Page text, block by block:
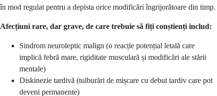
în mod regulat pentru a depista orice modificări îngrijorătoare din timp.
Afecțiuni rare, dar grave, de care trebuie să fiți conștienți includ:
Sindrom neuroleptic malign (o reacție potențial letală care
implică febră mare, rigiditate musculară și modificări ale stării
mentale)
Diskinezie tardivă (tulburări de mișcare cu debut tardiv care pot
deveni permanente)